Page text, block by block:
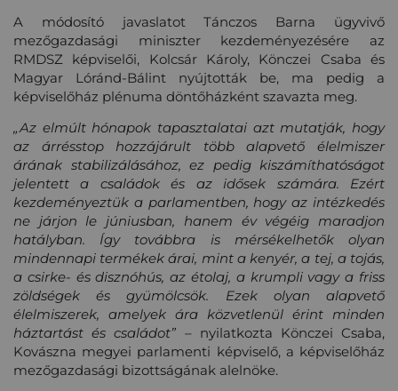
A módosító javaslatot Tánczos Barna ügyvivő
mezőgazdasági miniszter kezdeményezésére az
RMDSZ képviselői, Kolcsár Károly, Könczei Csaba és
Magyar Lóránd-Bálint nyújtották be, ma pedig a
képviselőház plénuma döntőházként szavazta meg.
„Az elmúlt hónapok tapasztalatai azt mutatják, hogy
az árrésstop hozzájárult több alapvető élelmiszer
árának stabilizálásához, ez pedig kiszámíthatóságot
jelentett a családok és az idősek számára. Ezért
kezdeményeztük a parlamentben, hogy az intézkedés
ne járjon le júniusban, hanem év végéig maradjon
hatályban. Így továbbra is mérsékelhetők olyan
mindennapi termékek árai, mint a kenyér, a tej, a tojás,
a csirke- és disznóhús, az étolaj, a krumpli vagy a friss
zöldségek és gyümölcsök. Ezek olyan alapvető
élelmiszerek, amelyek ára közvetlenül érint minden
háztartást és családot” – nyilatkozta Könczei Csaba,
Kovászna megyei parlamenti képviselő, a képviselőház
mezőgazdasági bizottságának alelnöke.